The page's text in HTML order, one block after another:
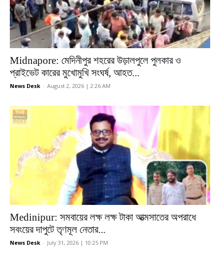
Midnapore: মেদিনীপুর শহরের উড়ালপুলে পুলকার ও
প্রাইভেট কারের মুখোমুখি সংঘর্ষ, আহত...
News Desk - August 2, 2026 | 2:26 AM
Medinipur: সমবায়ের লক্ষ লক্ষ টাকা আত্মসাতের অপরাধে
সবংয়ের দাপুটে তৃণমূল নেতার...
News Desk - July 31, 2026 | 10:25 PM